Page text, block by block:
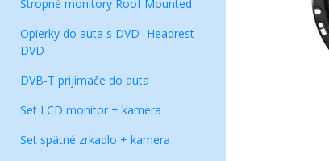
Stropné monitory Roof Mounted
Opierky do auta s DVD -Headrest
DVD
DVB-T prijímače do auta
Set LCD monitor + kamera
Set spätné zrkadlo + kamera